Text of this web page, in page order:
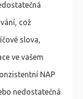
což
slova,
ve vašem
NAP
nedostatečná